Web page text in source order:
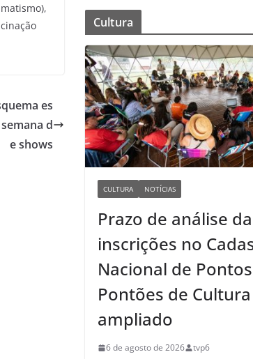
es
d
e shows
Cultura
CULTURA NOTÍCIAS
Prazo de análise
inscrições no
Nacional de
Pontões de
ampliado
6 de agosto de 2026 tvp6